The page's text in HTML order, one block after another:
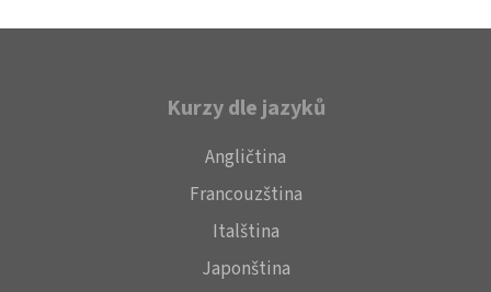
Kurzy dle jazyků
Angličtina
Francouzština
Italština
Japonština